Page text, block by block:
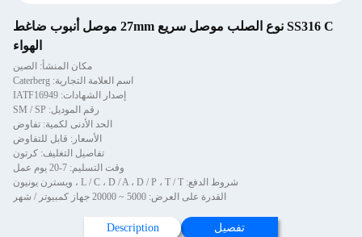
SS316 C نوع الصلب موصل سريع 27mm موصل أنبوب ضاغط
الهواء
مكان المنشأ: الصين
اسم العلامة التجارية: Caterberg
إصدار الشهادات: IATF16949
رقم الموديل: SM / SP
الحد الأدنى لكمية: تفاوض
الأسعار: قابل للتفاوض
تفاصيل التغليف: كرتون
وقت التسليم: 7-20 يوم عمل
شروط الدفع: L / C ، D / A ، D / P ، T / T ، ويسترن يونيون
القدرة على العرض: 5000 ~ 20000 جهاز كمبيوتر / شهر
تفصيل Description